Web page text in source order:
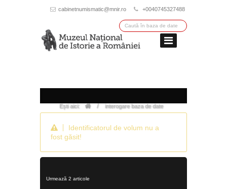
cabinetnumismatic@mnir.ro +0040745327488
Ești aici: / interogare baza de date
Identificatorul de volum nu a
fost găsit!
Urmează 2 articole